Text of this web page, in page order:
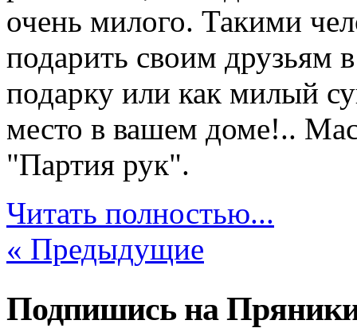
очень милого. Такими
подарить своим друзьям
подарку или как милый
место в вашем доме!..
"Партия рук".
Читать полностью...
« Предыдущие
Подпишись на